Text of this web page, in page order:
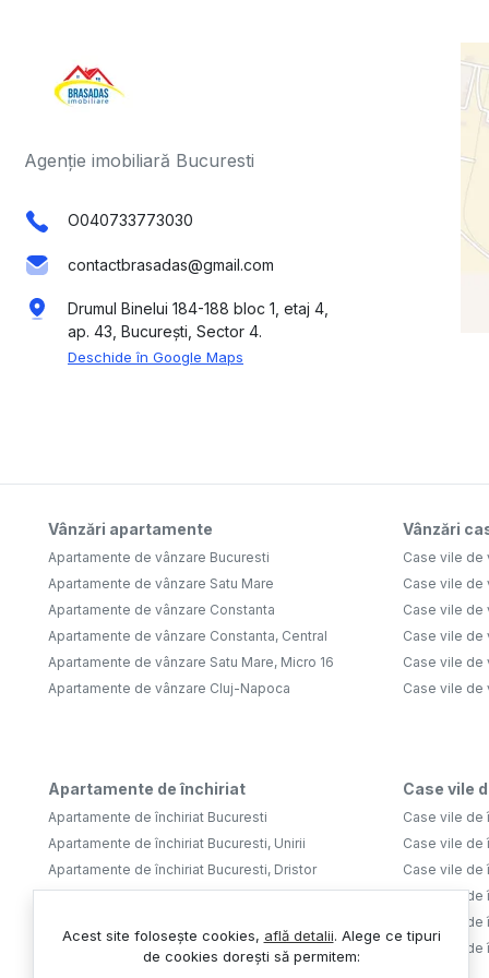
Agenție imobiliară Bucuresti
O040733773030
contactbrasadas@gmail.com
Drumul Binelui 184-188 bloc 1, etaj 4,
ap. 43, București, Sector 4.
Deschide în Google Maps
Vânzări apartamente
Apartamente de vânzare Bucuresti
Apartamente de vânzare Satu Mare
Apartamente de vânzare Constanta
Apartamente de vânzare Constanta, Central
Apartamente de vânzare Satu Mare, Micro 16
Apartamente de vânzare Cluj-Napoca
Vânzări
Case vile de
Case vile de
Case vile de
Case vile de
Case vile de
Case vile de
Apartamente de închiriat
Apartamente de închiriat Bucuresti
Apartamente de închiriat Bucuresti, Unirii
Apartamente de închiriat Bucuresti, Dristor
Apartamente de închiriat Bucuresti, Tineretului
Apartamente de închiriat Bucuresti, Lujerului
Case vile
Case vile de
Case vile de
Case vile de
Case vile de
Case vile
Case vile
Acest site folosește cookies, află detalii. Alege ce tipuri
de cookies dorești să permitem: